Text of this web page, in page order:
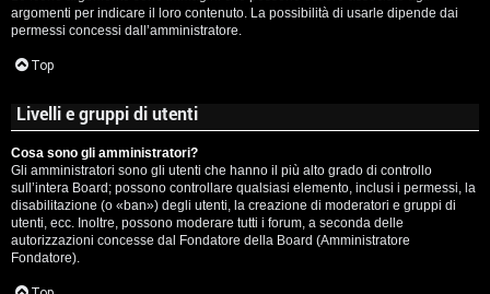
argomenti per indicare il loro contenuto. La possibilità di usarle dipende dai
permessi concessi dall’amministratore.
Top
Livelli e gruppi di utenti
Cosa sono gli amministratori?
Gli amministratori sono gli utenti che hanno il più alto grado di controllo
sull’intera Board; possono controllare qualsiasi elemento, inclusi i permessi, la
disabilitazione (o «ban») degli utenti, la creazione di moderatori e gruppi di
utenti, ecc. Inoltre, possono moderare tutti i forum, a seconda delle
autorizzazioni concesse dal Fondatore della Board (Amministratore
Fondatore).
i
a
c
e
P
e
r